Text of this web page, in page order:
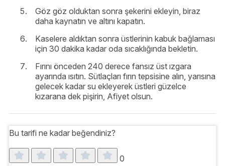
Göz göz olduktan sonra şekerini ekleyin, biraz
daha kaynatın ve altını kapatın.
Kaselere aldıktan sonra üstlerinin kabuk bağlaması
için 30 dakika kadar oda sıcaklığında bekletin.
Fırını önceden 240 derece fansız üst ızgara
ayarında ısıtın. Sütlaçları fırın tepsisine alın, yarısına
gelecek kadar su ekleyerek üstleri güzelce
kızarana dek pişirin, Afiyet olsun.
Bu tarifi ne kadar beğendiniz?
0